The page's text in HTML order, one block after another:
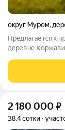
округ Муром,
Предлагается к
деревне
рядом с улицей
ровный.
2 180 000 ₽
38,4 сотки